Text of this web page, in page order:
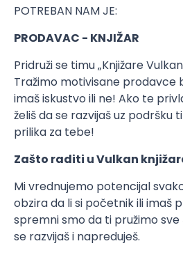
POTREBAN NAM JE:
PRODAVAC - KNJIŽAR
Pridruži se timu „Knjižare
Tražimo motivisane prodavce
imaš iskustvo ili ne! Ako te
želiš da se razvijaš uz podršku
prilika za tebe!
Zašto raditi u Vulkan
Mi vrednujemo potencijal
obzira da li si početnik ili imaš
spremni smo da ti pružimo
se razvijaš i napreduješ.